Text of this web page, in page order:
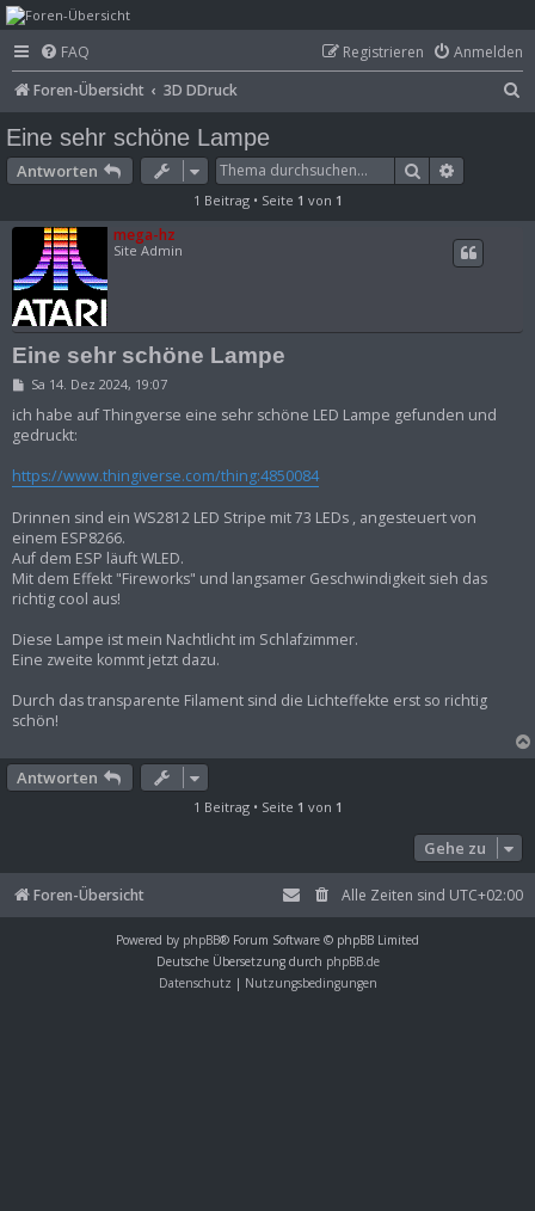
mega-hz - classic
computer &
electronics
FAQ Anmelden
Registrieren
Foren-Übersicht
3D DDruck
Eine sehr schöne Lampe
Antworten Suche
1 Beitrag • Seite 1 von 1
mega-hz
Site Admin
Eine sehr schöne Lampe
B
i
t
r
g
Sa 14. Dez 2024, 19:07
ich habe auf Thingverse eine sehr schöne LED Lampe gefunden und
gedruckt:
https://www.thingiverse.com/thing:4850084
Drinnen sind ein WS2812 LED Stripe mit 73 LEDs , angesteuert von
einem ESP8266.
Auf dem ESP läuft WLED.
Mit dem Effekt "Fireworks" und langsamer Geschwindigkeit sieh das
richtig cool aus!
Diese Lampe ist mein Nachtlicht im Schlafzimmer.
Eine zweite kommt jetzt dazu.
Durch das transparente Filament sind die Lichteffekte erst so richtig
schön!
Antworten
1 Beitrag • Seite 1 von 1
Gehe zu
Foren-Übersicht Alle Zeiten sind UTC+02:00
Powered by phpBB® Forum Software © phpBB Limited
Deutsche Übersetzung durch phpBB.de
Datenschutz | Nutzungsbedingungen